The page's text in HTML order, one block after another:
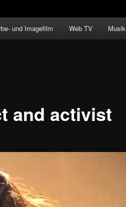
und Imagefilm Web TV Musik
and activist